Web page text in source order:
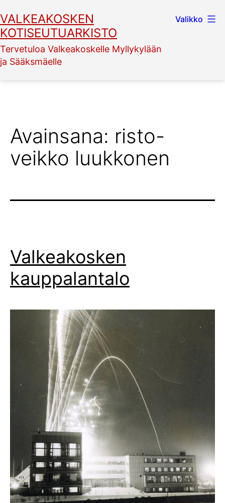
sisältöön
VALKEAKOSKEN
KOTISEUTUARKISTO
Tervetuloa Valkeakoskelle Myllykylään
ja Sääksmäelle
Valikko
Avainsana: risto-
veikko luukkonen
Valkeakosken
kauppalantalo